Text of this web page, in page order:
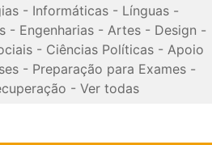
- Informáticas- Línguas-
- Engenharias- Artes- Design -
- Ciências Políticas - Apoio
- Preparação para Exames -
- Ver todas